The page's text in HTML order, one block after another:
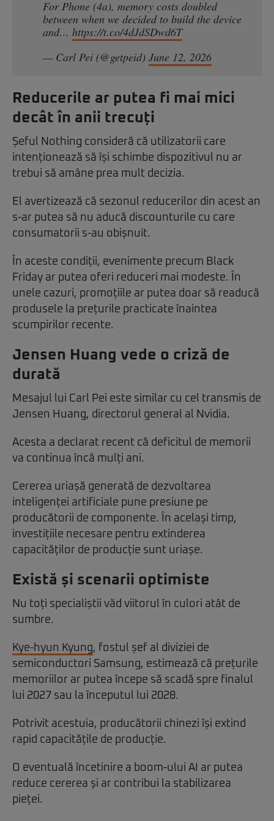
For Phone (4a), memory costs doubled
between when we decided to build the device
and… https://t.co/4dJdSDwd6T
— Carl Pei (@getpeid) June 12, 2026
Reducerile ar putea fi mai mici
decât în anii trecuți
Șeful Nothing consideră că utilizatorii care
intenționează să își schimbe dispozitivul nu ar
trebui să amâne prea mult decizia.
El avertizează că sezonul reducerilor din acest an
s-ar putea să nu aducă discounturile cu care
consumatorii s-au obișnuit.
În aceste condiții, evenimente precum Black
Friday ar putea oferi reduceri mai modeste. În
unele cazuri, promoțiile ar putea doar să readucă
produsele la prețurile practicate înaintea
scumpirilor recente.
Jensen Huang vede o criză de
durată
Mesajul lui Carl Pei este similar cu cel transmis de
Jensen Huang, directorul general al Nvidia.
Acesta a declarat recent că deficitul de memorii
va continua încă mulți ani.
Cererea uriașă generată de dezvoltarea
inteligenței artificiale pune presiune pe
producătorii de componente. În același timp,
investițiile necesare pentru extinderea
capacităților de producție sunt uriașe.
Există și scenarii optimiste
Nu toți specialiștii văd viitorul în culori atât de
sumbre.
Kye-hyun Kyung, fostul șef al diviziei de
semiconductori Samsung, estimează că prețurile
memoriilor ar putea începe să scadă spre finalul
lui 2027 sau la începutul lui 2028.
Potrivit acestuia, producătorii chinezi își extind
rapid capacitățile de producție.
O eventuală încetinire a boom-ului AI ar putea
reduce cererea și ar contribui la stabilizarea
pieței.